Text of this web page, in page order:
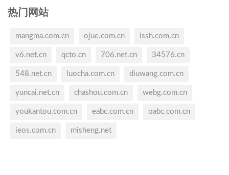
热门网站
mangma.com.cn ojue.com.cn issh.com.cn
v6.net.cn qcto.cn 706.net.cn 34576.cn
548.net.cn luocha.com.cn diuwang.com.cn
yuncai.net.cn chashou.com.cn webg.com.cn
youkantou.com.cn eabc.com.cn oabc.com.cn
ieos.com.cn misheng.net